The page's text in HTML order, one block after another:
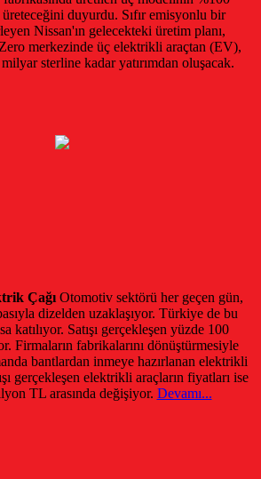
duyurdu. Sıfır emisyonlu bir
Nissan'ın gelecekteki üretim planı,
merkezinde üç elektrikli araçtan (EV),
sterline kadar yatırımdan oluşacak.
Çağı Otomotiv sektörü her geçen gün,
dizelden uzaklaşıyor. Türkiye de bu
katılıyor. Satışı gerçekleşen yüzde 100
Firmaların fabrikalarını dönüştürmesiyle
bantlardan inmeye hazırlanan elektrikli
gerçekleşen elektrikli araçların fiyatları ise
TL arasında değişiyor. Devamı...